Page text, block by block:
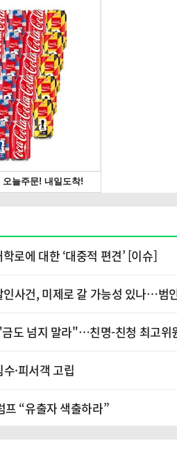
로에 대한 ‘대중적 편견’ [이슈]
사건, 미제로 갈 가능성 있나…범
도 넘지 말라"…친명-친청 최고위
·피서객 고립
프 “유출자 색출하라”